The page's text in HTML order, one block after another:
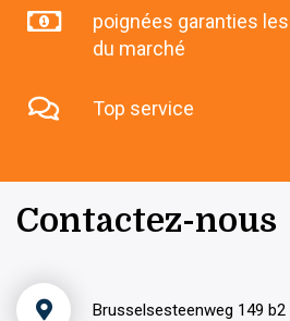
poignées garanties
du marché
Top service
Contactez-nous
Brusselsesteenweg 149